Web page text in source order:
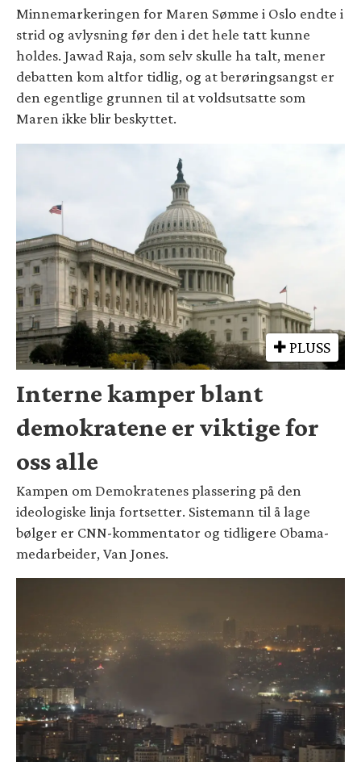
Minnemarkeringen for Maren Sømme i Oslo endte i
strid og avlysning før den i det hele tatt kunne
holdes. Jawad Raja, som selv skulle ha talt, mener
debatten kom altfor tidlig, og at berøringsangst er
den egentlige grunnen til at voldsutsatte som
Maren ikke blir beskyttet.
PLUSS
Interne kamper blant
demokratene er viktige for
oss alle
Kampen om Demokratenes plassering på den
ideologiske linja fortsetter. Sistemann til å lage
bølger er CNN-kommentator og tidligere Obama-
medarbeider, Van Jones.